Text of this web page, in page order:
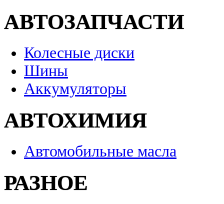
АВТОЗАПЧАСТИ
Колесные диски
Шины
Аккумуляторы
АВТОХИМИЯ
Автомобильные масла
РАЗНОЕ